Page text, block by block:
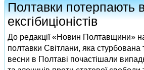
Полтавки потерпають
ексгібиціоністів
До редакції «Новин Полтавщини»
полтавки Світлани, яка
весни в Полтаві почастішали